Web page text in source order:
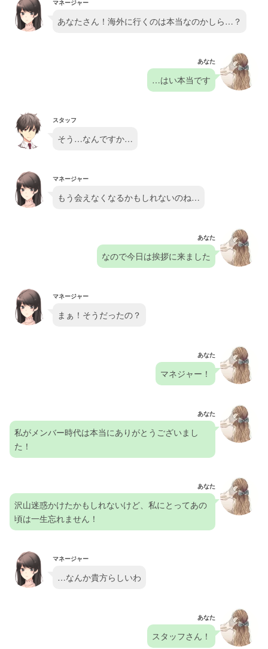
マネージャー
あなたさん！海外に行くのは本当なのかしら…？
あなた
…はい本当です
スタッフ
そう…なんですか…
マネージャー
もう会えなくなるかもしれないのね…
あなた
なので今日は挨拶に来ました
マネージャー
まぁ！そうだったの？
あなた
マネジャー！
あなた
私がメンバー時代は本当にありがとうございまし
た！
あなた
沢山迷惑かけたかもしれないけど、私にとってあの
頃は一生忘れません！
マネージャー
…なんか貴方らしいわ
あなた
スタッフさん！